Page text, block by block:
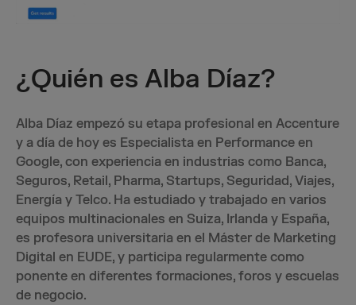
¿Quién es Alba Díaz?
Alba Díaz empezó su etapa profesional en Accenture
y a día de hoy es Especialista en Performance en
Google, con experiencia en industrias como Banca,
Seguros, Retail, Pharma, Startups, Seguridad, Viajes,
Energía y Telco. Ha estudiado y trabajado en varios
equipos multinacionales en Suiza, Irlanda y España,
es profesora universitaria en el Máster de Marketing
Digital en EUDE, y participa regularmente como
ponente en diferentes formaciones, foros y escuelas
de negocio.